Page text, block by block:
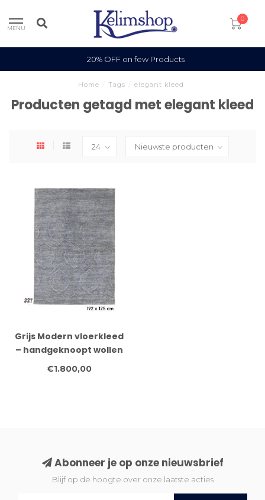
MENU
0
20% OFF on few Products
Home Tags elegant kleed
Producten getagd met elegant kleed
Grijs Modern vloerkleed
– handgeknoopt wollen
tapijt – 192 x 125 cm
€1.800,00
Abonneer je op onze nieuwsbrief
Blijf op de hoogte over onze laatste acties